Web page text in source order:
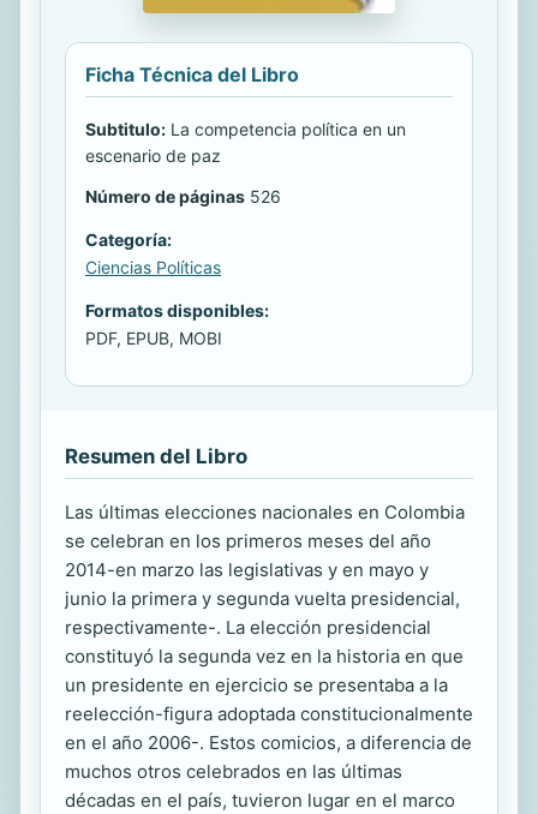
Ficha Técnica del Libro
Subtitulo: La competencia política en un
escenario de paz
Número de páginas 526
Categoría:
Ciencias Políticas
Formatos disponibles:
PDF, EPUB, MOBI
Resumen del Libro
Las últimas elecciones nacionales en Colombia
se celebran en los primeros meses del año
2014-en marzo las legislativas y en mayo y
junio la primera y segunda vuelta presidencial,
respectivamente-. La elección presidencial
constituyó la segunda vez en la historia en que
un presidente en ejercicio se presentaba a la
reelección-figura adoptada constitucionalmente
en el año 2006-. Estos comicios, a diferencia de
muchos otros celebrados en las últimas
décadas en el país, tuvieron lugar en el marco